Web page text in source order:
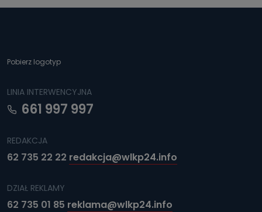
Pobierz logotyp
LINIA INTERWENCYJNA
661 997 997
REDAKCJA
62 735 22 22 redakcja@wlkp24.info
DZIAŁ REKLAMY
62 735 01 85 reklama@wlkp24.info